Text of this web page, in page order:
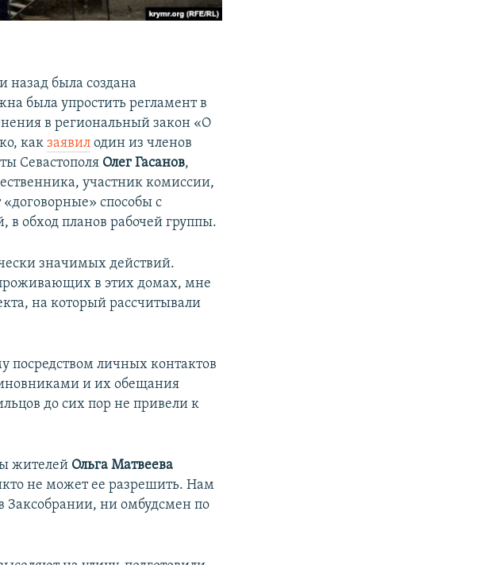
назад была создана
была упростить регламент в
в региональный закон «О
какзаявил один из членов
Севастополя Олег Гасанов,
участник комиссии,
способы с
обход планов рабочей группы.
значимых действий.
в этих домах, мне
на который рассчитывали
посредством личных контактов
и их обещания
до сих пор не привели к
жителей Ольга Матвеева
не может ее разрешить. Нам
Заксобрании, ни омбудсмен по